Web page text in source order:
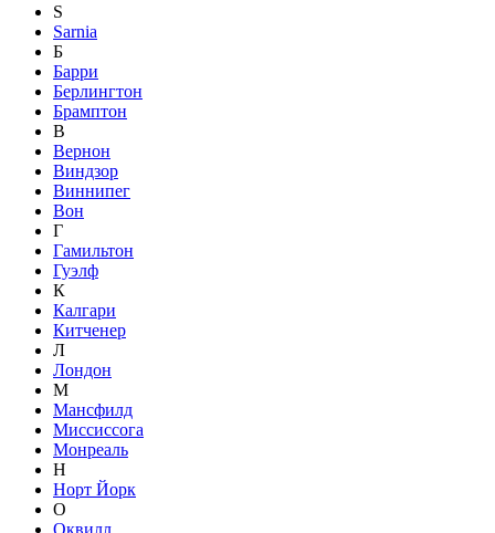
S
Sarnia
Б
Барри
Берлингтон
Брамптон
В
Вернон
Виндзор
Виннипег
Вон
Г
Гамильтон
Гуэлф
К
Калгари
Китченер
Л
Лондон
М
Мансфилд
Миссиссога
Монреаль
Н
Норт Йорк
О
Оквилл